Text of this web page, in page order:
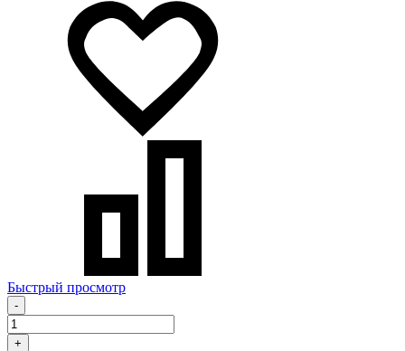
Быстрый просмотр
-
+